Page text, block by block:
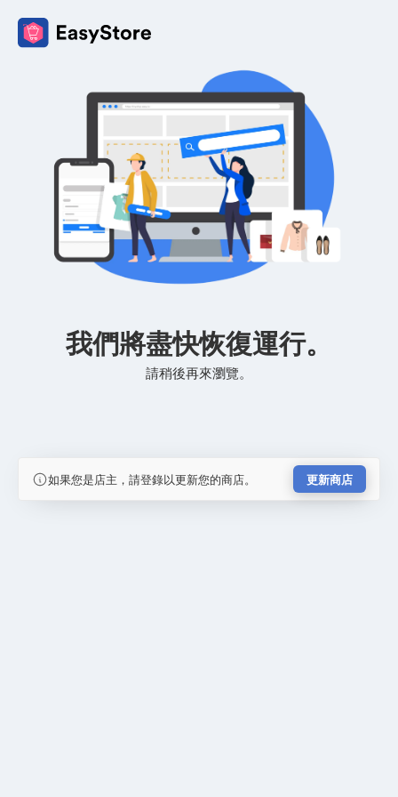
我們將盡快恢復運行。
請稍後再來瀏覽。
如果您是店主，請登錄以更新您的商店。 更新商店